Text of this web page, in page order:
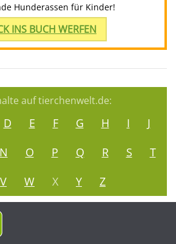
Hunderassen für Kinder!
INS BUCH WERFEN
auf tierchenwelt.de:
D E F G H I
J
N O P Q R S
T
V W X Y Z